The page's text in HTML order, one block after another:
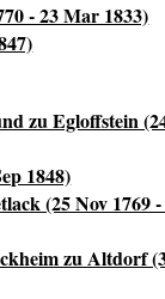
- 23 Mar 1833)
zu Egloffstein
1848)
(25 Nov 1769
zu Altdorf